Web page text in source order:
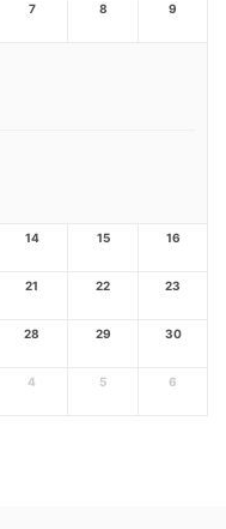
7 8 9
14 15 16
21 22 23
28 29 30
4 5 6